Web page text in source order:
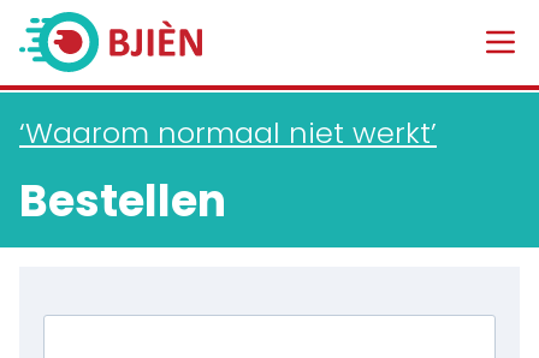
‘Waarom normaal niet werkt’
Bestellen